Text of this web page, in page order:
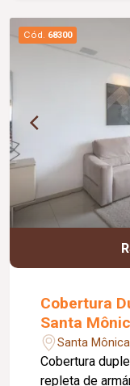
Privativa Com
Valor do
425,00 / Tem
Cód. 68300
Cobertura
Santa
Santa
Cobertura
repleta de